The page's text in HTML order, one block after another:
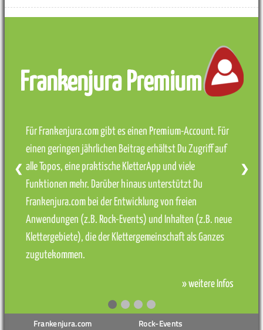
Frankenjura Premium
Für Frankenjura.com gibt es einen Premium-Account. Für
einen geringen jährlichen Beitrag erhältst Du Zugriff auf
alle Topos, eine praktische KletterApp und viele
Funktionen mehr. Darüber hinaus unterstützt Du
Frankenjura.com bei der Entwicklung von freien
Anwendungen (z.B. Rock-Events) und Inhalten (z.B. neue
Klettergebiete), die der Klettergemeinschaft als Ganzes
zugutekommen.
» weitere Infos
❮ ❯
Frankenjura.com Rock-Events